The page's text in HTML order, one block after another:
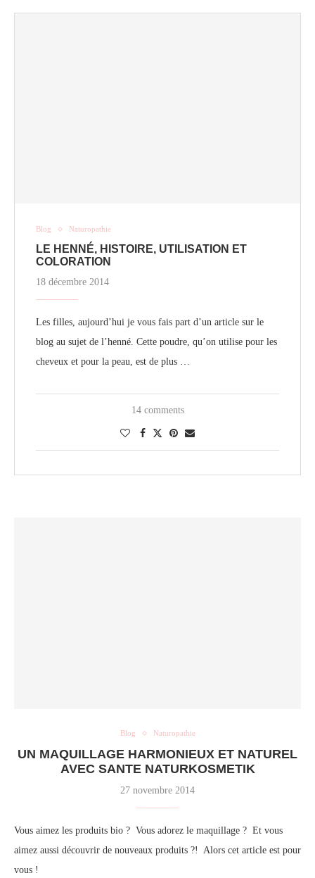
Blog Naturopathie
LE HENNÉ, HISTOIRE, UTILISATION ET
COLORATION
18 décembre 2014
Les filles, aujourd’hui je vous fais part d’un article sur le
blog au sujet de l’henné. Cette poudre, qu’on utilise pour les
cheveux et pour la peau, est de plus …
14 comments
Blog Naturopathie
UN MAQUILLAGE HARMONIEUX ET NATUREL
AVEC SANTE NATURKOSMETIK
27 novembre 2014
Vous aimez les produits bio ? Vous adorez le maquillage ? Et vous
aimez aussi découvrir de nouveaux produits ?! Alors cet article est pour
vous !